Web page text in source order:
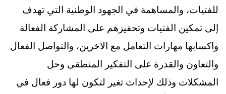
للفتيات، والمساهمة في الجهود الوطنية التي تهدف
إلى تمكين الفتيات وتحفيزهم على المشاركة الفعالة
واكسابها مهارات التعامل مع الاخرين، والتواصل الفعال
والتعاون والقدرة على التفكير المنطقى وحل
المشكلات وذلك لإحداث تغير لتكون لها دور فعال في